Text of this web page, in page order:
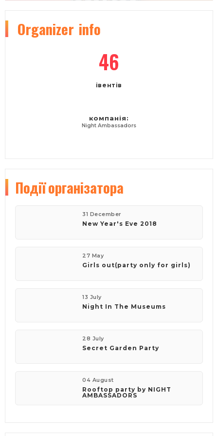
Organizer info
46
івентів
компанія:
Night Ambassadors
Подіїорганізатора
31 December
New Year's Eve 2018
27 May
Girls out(party only for girls)
13 July
Night In The Museums
28 July
Secret Garden Party
04 August
Rooftop party by NIGHT
AMBASSADORS